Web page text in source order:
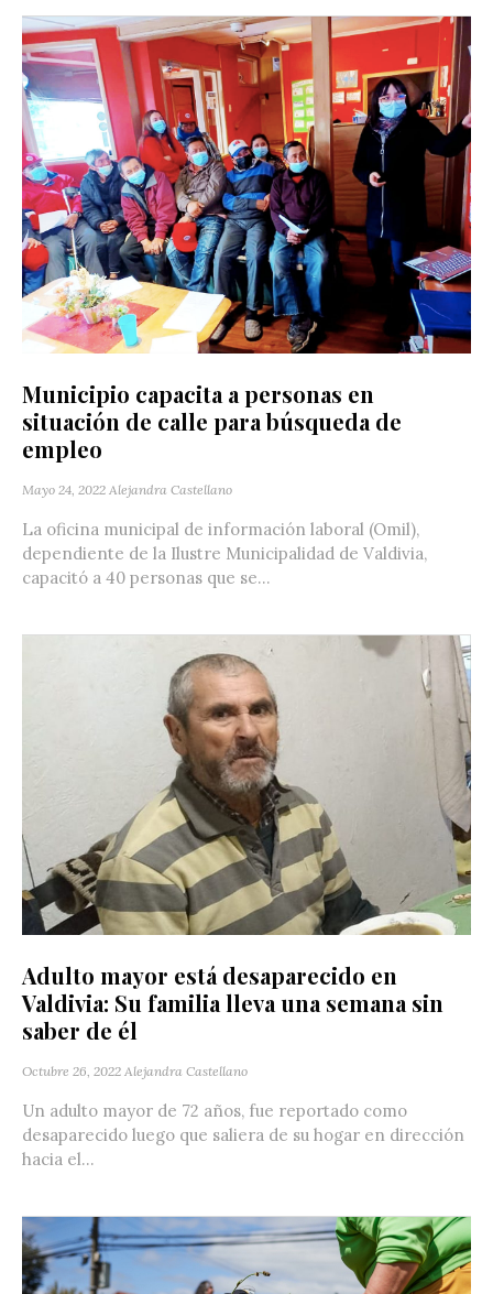
Municipio capacita a personas en
situación de calle para búsqueda de
empleo
Mayo 24, 2022 Alejandra Castellano
La oficina municipal de información laboral (Omil),
dependiente de la Ilustre Municipalidad de Valdivia,
capacitó a 40 personas que se...
Adulto mayor está desaparecido en
Valdivia: Su familia lleva una semana sin
saber de él
Octubre 26, 2022 Alejandra Castellano
Un adulto mayor de 72 años, fue reportado como
desaparecido luego que saliera de su hogar en dirección
hacia el...